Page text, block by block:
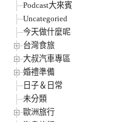
Podcast大來賓
Uncategoried
今天做什麼呢
台灣食旅
大叔汽車專區
婚禮準備
日子＆日常
未分類
歐洲旅行